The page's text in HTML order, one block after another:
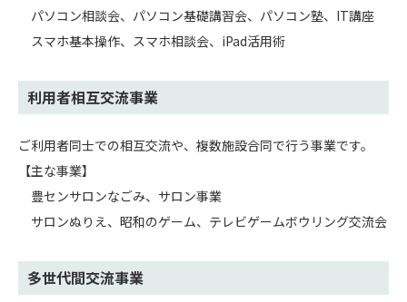
パソコン相談会、パソコン基礎講習会、パソコン塾、IT講座
スマホ基本操作、スマホ相談会、iPad活用術
利用者相互交流事業
ご利用者同士での相互交流や、複数施設合同で行う事業です。
【主な事業】
豊センサロンなごみ、サロン事業
サロンぬりえ、昭和のゲーム、テレビゲームボウリング交流会
多世代間交流事業